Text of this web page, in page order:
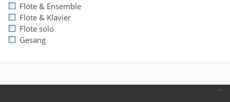
Flöte & Ensemble
Flöte & Klavier
Flöte solo
Gesang